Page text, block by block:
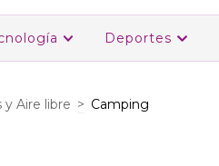
Deportes
y Aire libre > Camping